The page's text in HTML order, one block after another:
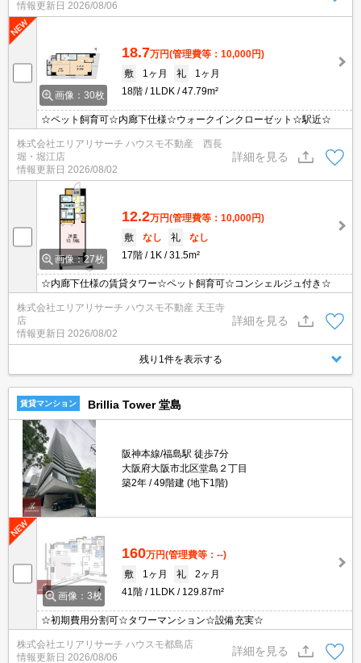
情報更新日 2026/08/06
画像：30枚
18.7万円(管理費等：10,000円)
敷
1ヶ月 礼
1ヶ月
18階
1LDK 47.79m²
☆ペット飼育可☆内廊下仕様☆ウォークインクローゼット☆駅近☆
株式会社エリアリサーチ ハウスモ不動産 西長
堀・堀江店
情報更新日 2026/08/02
詳細を見る
画像：27枚
12.2万円(管理費等：10,000円)
敷
なし 礼
なし
17階
1K 31.5m²
☆内廊下仕様の賃貸タワー☆ペット飼育可☆コンシェルジュ付き☆
株式会社エリアリサーチ ハウスモ不動産 天王寺
店
情報更新日 2026/08/02
詳細を見る
残り1件を表示する
賃貸マンション Brillia Tower 堂島
阪神本線/福島駅 徒歩7分
大阪府大阪市北区堂島２丁目
築2年
49階建 (地下1階)
画像：3枚
160万円(管理費等：--)
敷
1ヶ月 礼
2ヶ月
41階
1LDK 129.87m²
☆初期費用分割可☆タワーマンション☆設備充実☆
株式会社エリアリサーチ ハウスモ都島店
情報更新日 2026/08/06
詳細を見る